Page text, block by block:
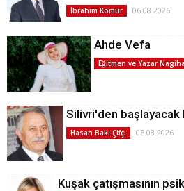
İbrahim Kömür 06.08.2026
Ahde Vefa
Eğitmen ve Yazar
Silivri'den
Hasan Baki Çifçi 05.08.2026
Kuşak çatışmasının